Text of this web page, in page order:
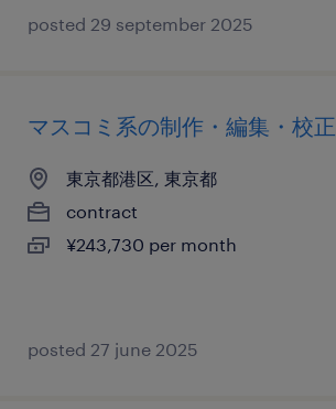
posted 29 september 2025
マスコミ系の制作・編集・校正
東京都港区, 東京都
contract
¥243,730 per month
posted 27 june 2025